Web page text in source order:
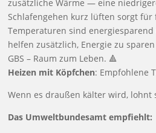
Heizen mit Köpfchen: Empfohlene
Wenn es draußen kälter wird, lohnt
Das Umweltbundesamt empfiehlt: